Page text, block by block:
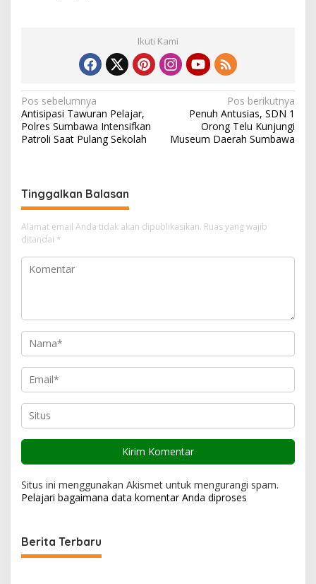
Ikuti Kami
N
a
v
g
a
s
i
p
Pos sebelumnya
Antisipasi Tawuran Pelajar,
Polres Sumbawa Intensifkan
Patroli Saat Pulang Sekolah
Pos berikutnya
Penuh Antusias, SDN 1
Orong Telu Kunjungi
Museum Daerah Sumbawa
Tinggalkan Balasan
Alamat email Anda tidak akan dipublikasikan. Ruas yang wajib
ditandai *
Situs ini menggunakan Akismet untuk mengurangi spam.
Pelajari bagaimana data komentar Anda diproses
Berita Terbaru